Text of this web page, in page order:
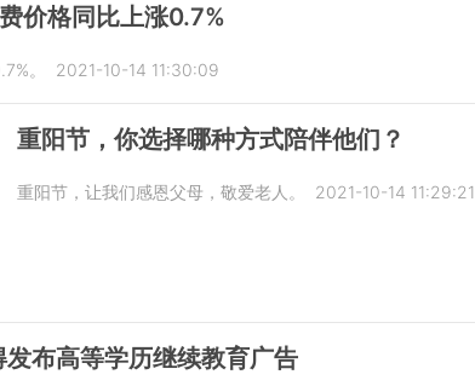
价格同比上涨0.7%
。 2021-10-14 11:30:09
重阳节，你选择哪种方式陪伴他们？
重阳节，让我们感恩父母，敬爱老人。 2021-10-14 11:29:21
布高等学历继续教育广告